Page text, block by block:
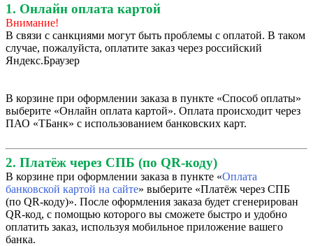
1. Онлайн оплата картой
Внимание!
В связи с санкциями могут быть проблемы с оплатой. В таком
случае, пожалуйста, оплатите заказ через российский
Яндекс.Браузер
В корзине при оформлении заказа в пункте «Способ оплаты»
выберите «Онлайн оплата картой». Оплата происходит через
ПАО «ТБанк» с использованием банковских карт.
2. Платёж через СПБ (по QR-коду)
В корзине при оформлении заказа в пункте «Оплата
банковской картой на сайте» выберите «Платёж через СПБ
(по QR-коду)». После оформления заказа будет сгенерирован
QR-код, с помощью которого вы сможете быстро и удобно
оплатить заказ, используя мобильное приложение вашего
банка.